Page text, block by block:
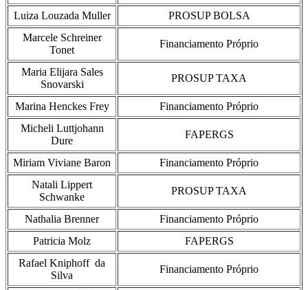
Luiza Louzada Muller
PROSUP BOLSA
Marcele Schreiner
Tonet
Financiamento Próprio
Maria Elijara Sales
Snovarski
PROSUP TAXA
Marina Henckes Frey
Financiamento Próprio
Micheli Luttjohann
Dure
FAPERGS
Miriam Viviane Baron
Financiamento Próprio
Natali Lippert
Schwanke
PROSUP TAXA
Nathalia Brenner
Financiamento Próprio
Patricia Molz
FAPERGS
Rafael Kniphoff da
Silva
Financiamento Próprio